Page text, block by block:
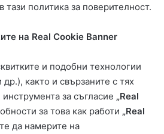
политика за поверителност.
на Real Cookie Banner
и подобни технологии
както и свързаните с тях
за съгласие „Real
за това как работи „Real
да намерите на